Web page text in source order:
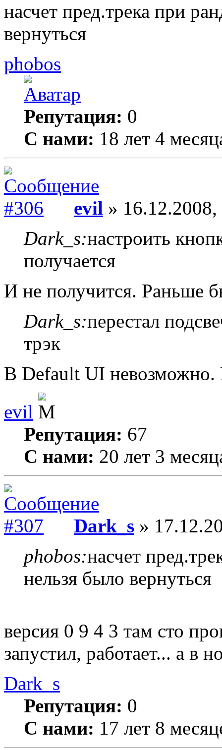
насчет пред.трека при
вернуться
phobos
Репутация: 0
С нами: 18 лет 4
evil »
Dark_s:настроить
получается
И не получится. Раньше
Dark_s:перестал
трэк
В Default UI невозможно.
evil
Репутация: 67
С нами: 20 лет 3
Dark_s »
phobos:насчет
нельзя было вернуться
версия 0 9 4 3 там сто
запустил, работает... а в
Dark_s
Репутация: 0
С нами: 17 лет 8